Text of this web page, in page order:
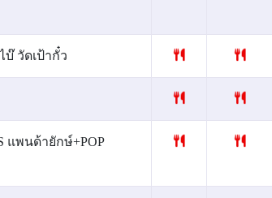
วัดเป้ากั๋ว
พนด้ายักษ์+POP